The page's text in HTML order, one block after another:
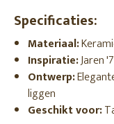
Specificaties:
Materiaal:
Inspiratie:Jaren
Ontwerp:
liggen
Geschikt voor: